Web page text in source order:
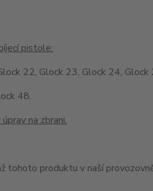
pistole:
22, Glock 23, Glock 24,
48.
na zbrani.
tohoto produktu v naší